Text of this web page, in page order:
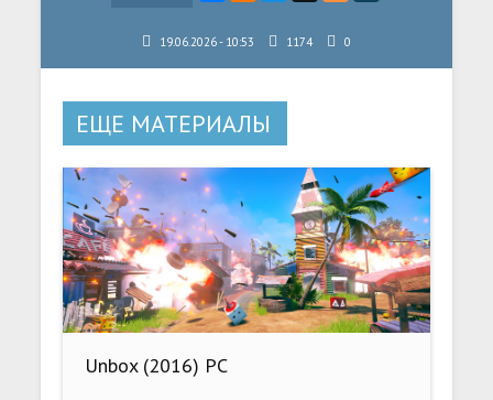
19.06.2026 - 10:53 1174 0
ЕЩЕ МАТЕРИАЛЫ
Unbox (2016) PC